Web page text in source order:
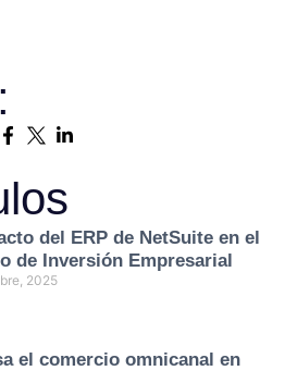
del ERP de NetSuite en el
de Inversión Empresarial
2025
el comercio omnicanal en